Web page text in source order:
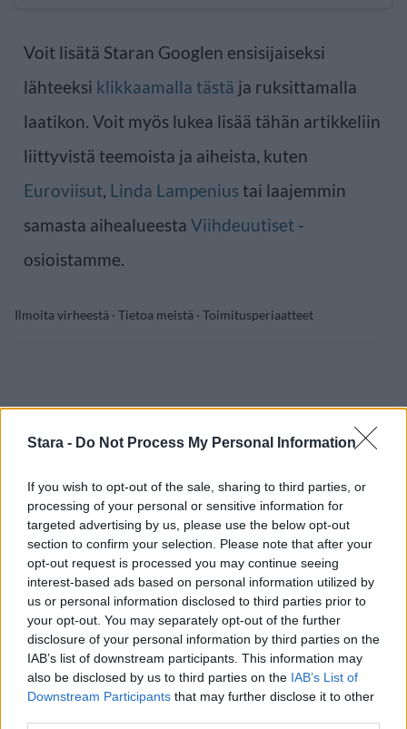
Stara - Do Not Process My Personal Information
If you wish to opt-out of the sale, sharing to third parties, or
processing of your personal or sensitive information for
targeted advertising by us, please use the below opt-out
section to confirm your selection. Please note that after your
opt-out request is processed you may continue seeing
interest-based ads based on personal information utilized by
us or personal information disclosed to third parties prior to
your opt-out. You may separately opt-out of the further
disclosure of your personal information by third parties on the
IAB’s list of downstream participants. This information may
also be disclosed by us to third parties on the IAB’s List of
Downstream Participants that may further disclose it to other
Voit lisätä Staran Googlen ensisijaiseksi
lähteeksi klikkaamalla tästä ja ruksittamalla
laatikon. Voit myös lukea lisää tähän artikkeliin
liittyvistä teemoista ja aiheista, kuten
Euroviisut, Linda Lampenius tai laajemmin
samasta aihealueesta Viihdeuutiset -
osioistamme.
Ilmoita virheestä · Tietoa meistä · Toimitusperiaatteet